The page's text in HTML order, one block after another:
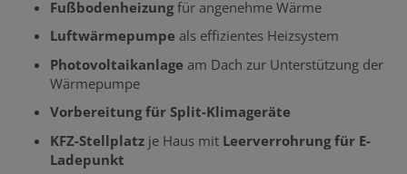
Fußbodenheizung für angenehme Wärme
Luftwärmepumpe als effizientes Heizsystem
Photovoltaikanlage am Dach zur Unterstützung der
Wärmepumpe
Vorbereitung für Split-Klimageräte
KFZ-Stellplatz je Haus mit Leerverrohrung für E-
Ladepunkt